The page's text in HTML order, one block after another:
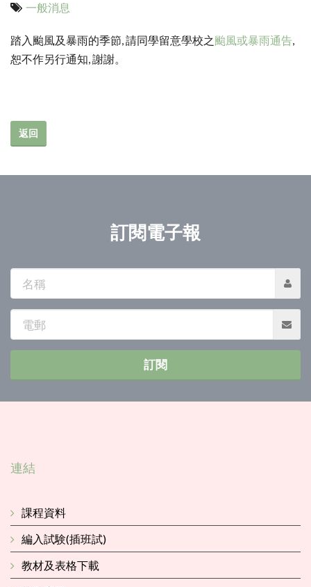
一般消息
踏入颱風及暴雨的季節, 請同學留意學校之颱風或暴雨通告,
恕不作另行通知, 謝謝。
返回
訂閱電子報
稱
郵
訂閱
連結
課程資料
編入試験(插班試)
教材及表格下載